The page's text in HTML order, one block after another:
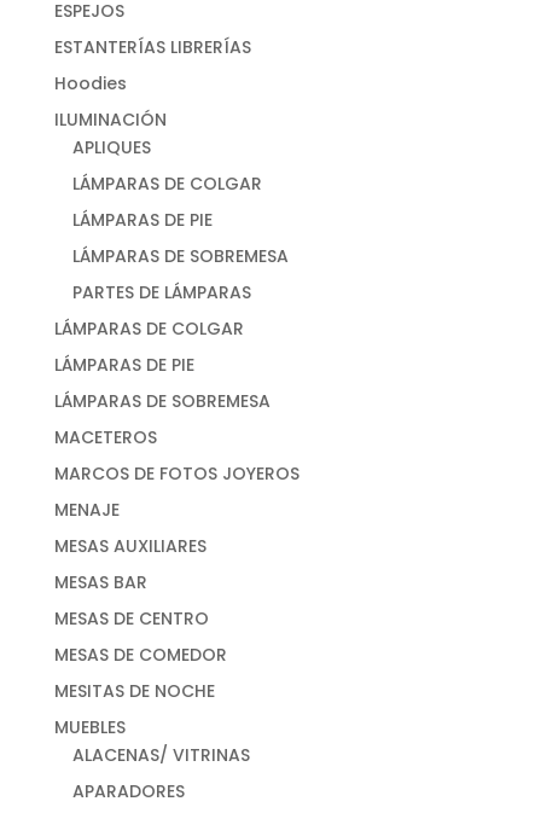
ESPEJOS
ESTANTERÍAS LIBRERÍAS
Hoodies
ILUMINACIÓN
APLIQUES
LÁMPARAS DE COLGAR
LÁMPARAS DE PIE
LÁMPARAS DE SOBREMESA
PARTES DE LÁMPARAS
LÁMPARAS DE COLGAR
LÁMPARAS DE PIE
LÁMPARAS DE SOBREMESA
MACETEROS
MARCOS DE FOTOS JOYEROS
MENAJE
MESAS AUXILIARES
MESAS BAR
MESAS DE CENTRO
MESAS DE COMEDOR
MESITAS DE NOCHE
MUEBLES
ALACENAS/ VITRINAS
APARADORES